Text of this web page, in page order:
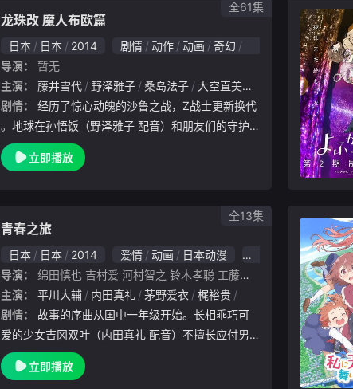
龙珠改 魔人布欧篇
日本 日本 2014 剧情 动作 动画 奇幻 日本动漫
导演：
暂无
主演：
藤井雪代 野泽雅子 桑岛法子 大空直美 赤羽根健治 伊藤美
剧情：
。地球在孙悟饭（野泽雅子 配音）和朋友们的守护
下，迎来了七年漫长而又短暂的和平岁月。已变成俊
朗青年的每天往返于学校，在此期间结识了撒旦的女
立即播放
全61集
青春之旅
日本 日本 2014 爱情 动画 日本动漫
导演：
绵田慎也 吉村爱 河村智之 铃木孝聪 工藤利春 宫下新平 高桥英
主演：
平川大辅 内田真礼 茅野爱衣 梶裕贵 大空直美
剧情：
爱的少女吉冈双叶（内田真礼 配音）不擅长应付男
生，总觉得男生很讨厌，唯独隔壁班的田中，在她眼
中是一个特别的存在。然而，和田中的青涩恋情还没
立即播放
全13集